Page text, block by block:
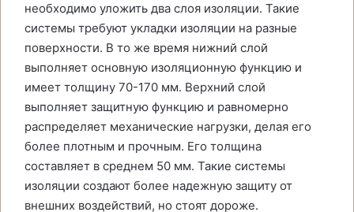
необходимо уложить два слоя изоляции. Такие
системы требуют укладки изоляции на разные
поверхности. В то же время нижний слой
выполняет основную изоляционную функцию и
имеет толщину 70-170 мм. Верхний слой
выполняет защитную функцию и равномерно
распределяет механические нагрузки, делая его
более плотным и прочным. Его толщина
составляет в среднем 50 мм. Такие системы
изоляции создают более надежную защиту от
внешних воздействий, но стоят дороже.